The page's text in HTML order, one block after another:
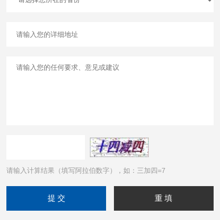
请输入计算结果（填写阿拉伯数字），如：三加四=7